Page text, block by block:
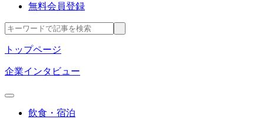
無料会員登録
トップページ
企業インタビュー
飲食・宿泊